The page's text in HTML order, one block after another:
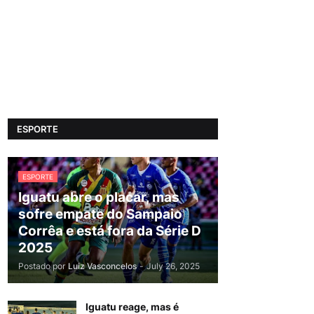
ESPORTE
ESPORTE
Iguatu abre o placar, mas
sofre empate do Sampaio
Corrêa e está fora da Série D
2025
Postado por Luiz Vasconcelos - July 26, 2025
Iguatu reage, mas é